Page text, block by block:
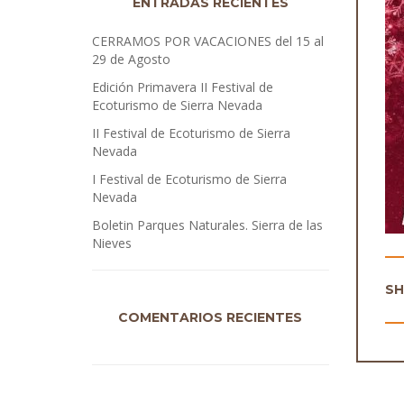
CERRAMOS POR VACACIONES del 15 al
29 de Agosto
Edición Primavera II Festival de
Ecoturismo de Sierra Nevada
II Festival de Ecoturismo de Sierra
Nevada
I Festival de Ecoturismo de Sierra
Nevada
Boletin Parques Naturales. Sierra de las
Nieves
COMENTARIOS RECIENTES